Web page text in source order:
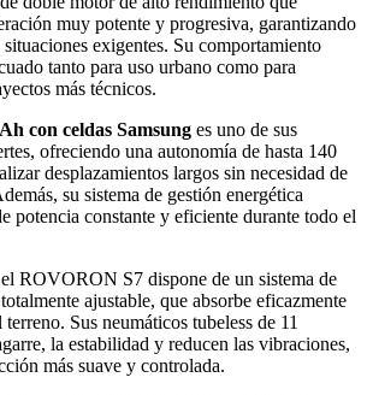
muy potente y progresiva, garantizando
exigentes. Su comportamiento
tanto para uso urbano como para
más técnicos.
con celdas Samsung es uno de sus
ofreciendo una autonomía de hasta 140
desplazamientos largos sin necesidad de
su sistema de gestión energética
potencia constante y eficiente durante todo el
ROVORON S7 dispone de un sistema de
ajustable, que absorbe eficazmente
Sus neumáticos tubeless de 11
la estabilidad y reducen las vibraciones,
más suave y controlada.